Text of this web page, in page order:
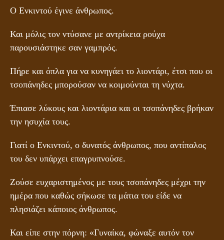
Ο Ενκιντού έγινε άνθρωπος.
Και μόλις τον ντύσανε με αντρίκεια ρούχα
παρουσιάστηκε σαν γαμπρός.
Πήρε και όπλα για να κυνηγάει το λιοντάρι, έτσι που οι
τσοπάνηδες μπορούσαν να κοιμούνται τη νύχτα.
Έπιασε λύκους και λιοντάρια και οι τσοπάνηδες βρήκαν
την ησυχία τους.
Γιατί ο Ενκιντού, ο δυνατός άνθρωπος, που αντίπαλος
του δεν υπάρχει επαγρυπνούσε.
Ζούσε ευχαριστημένος με τους τσοπάνηδες μέχρι την
ημέρα που καθώς σήκωσε τα μάτια του είδε να
πλησιάζει κάποιος άνθρωπος.
Και είπε στην πόρνη: «Γυναίκα, φώναξε αυτόν τον